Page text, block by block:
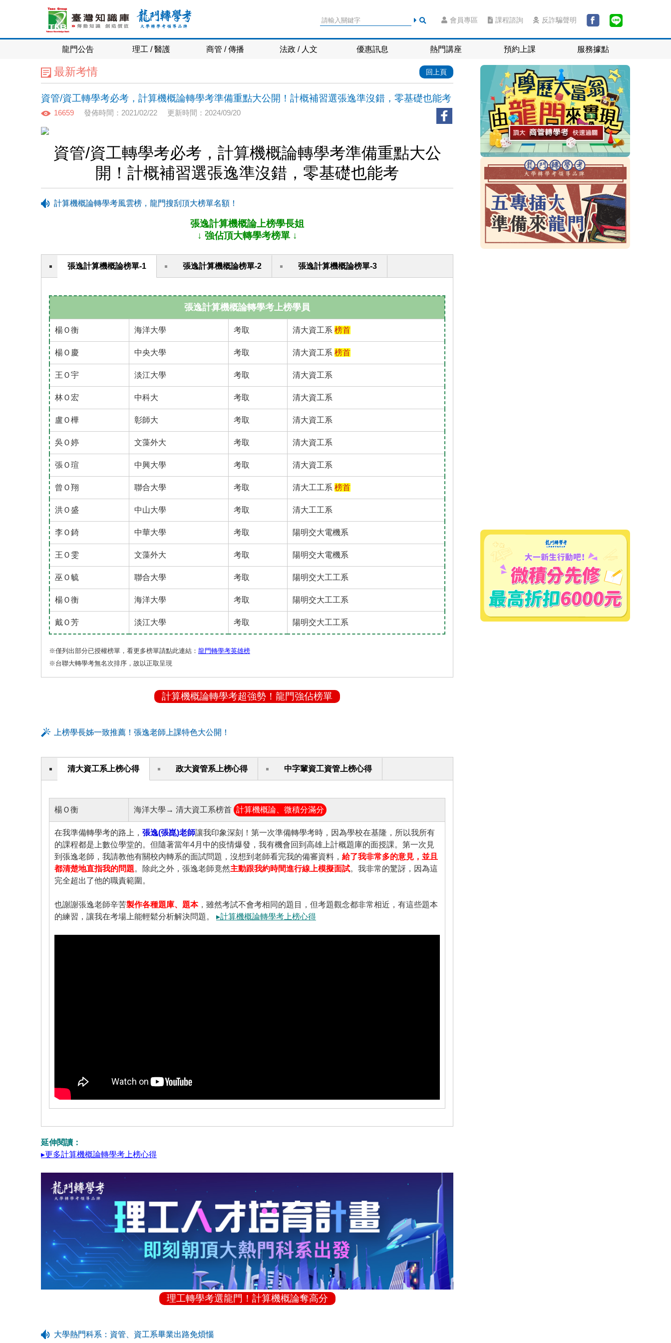
會員專區 課程諮詢 反詐騙聲明
龍門公告 理工 / 醫護 商管 / 傳播 法政 / 人文 優惠訊息 熱門講座 預約上課 服務據點
最新考情 回上頁
資管/資工轉學考必考，計算機概論轉學考準備重點大公開！計概補習選張逸準沒錯，零基礎也能考
16659 發佈時間：2021/02/22 更新時間：2024/09/20
資管/資工轉學考必考，計算機概論轉學考準備重點大公
開！計概補習選張逸準沒錯，零基礎也能考
計算機概論轉學考風雲榜，龍門搜刮頂大榜單名額！
張逸計算機概論上榜學長姐
↓ 強佔頂大轉學考榜單 ↓
張逸計算機概論榜單-1 張逸計算機概論榜單-2 張逸計算機概論榜單-3
張逸計算機概論轉學考上榜學員
楊Ｏ衡 海洋大學 考取 清大資工系 榜首
楊Ｏ慶 中央大學 考取 清大資工系 榜首
王Ｏ宇 淡江大學 考取 清大資工系
林Ｏ宏 中科大 考取 清大資工系
盧Ｏ樺 彰師大 考取 清大資工系
吳Ｏ婷 文藻外大 考取 清大資工系
張Ｏ瑄 中興大學 考取 清大資工系
曾Ｏ翔 聯合大學 考取 清大工工系 榜首
洪Ｏ盛 中山大學 考取 清大工工系
李Ｏ錡 中華大學 考取 陽明交大電機系
王Ｏ雯 文藻外大 考取 陽明交大電機系
巫Ｏ毓 聯合大學 考取 陽明交大工工系
楊Ｏ衡 海洋大學 考取 陽明交大工工系
戴Ｏ芳 淡江大學 考取 陽明交大工工系
※僅列出部分已授權榜單，看更多榜單請點此連結： 龍門轉學考英雄榜
※台聯大轉學考無名次排序，故以正取呈現
計算機概論轉學考超強勢！龍門強佔榜單
上榜學長姊一致推薦！張逸老師上課特色大公開！
清大資工系上榜心得 政大資管系上榜心得 中字輩資工資管上榜心得
楊Ｏ衡 海洋大學→ 清大資工系榜首 計算機概論、微積分滿分
在我準備轉學考的路上， 張逸(張崑)老師讓我印象深刻！第一次準備轉學考時，因為學校在基隆，所以我所有
的課程都是上數位學堂的。但隨著當年4月中的疫情爆發，我有機會回到高雄上計概題庫的面授課。第一次見
到張逸老師，我請教他有關校內轉系的面試問題，沒想到老師看完我的備審資料， 給了我非常多的意見，並且
都清楚地直指我的問題。除此之外，張逸老師竟然主動跟我約時間進行線上模擬面試。我非常的驚訝，因為這
完全超出了他的職責範圍。
也謝謝張逸老師辛苦製作各種題庫、題本，雖然考試不會考相同的題目，但考題觀念都非常相近，有這些題本
的練習，讓我在考場上能輕鬆分析解決問題。 ▸計算機概論轉學考上榜心得
延伸閱讀：
▸更多計算機概論轉學考上榜心得
理工轉學考選龍門！計算機概論奪高分
大學熱門科系：資管、資工系畢業出路免煩惱